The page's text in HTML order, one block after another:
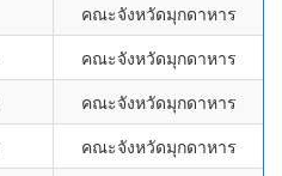
คณะจังหวัดมุกดาหาร
คณะจังหวัดมุกดาหาร
คณะจังหวัดมุกดาหาร
คณะจังหวัดมุกดาหาร